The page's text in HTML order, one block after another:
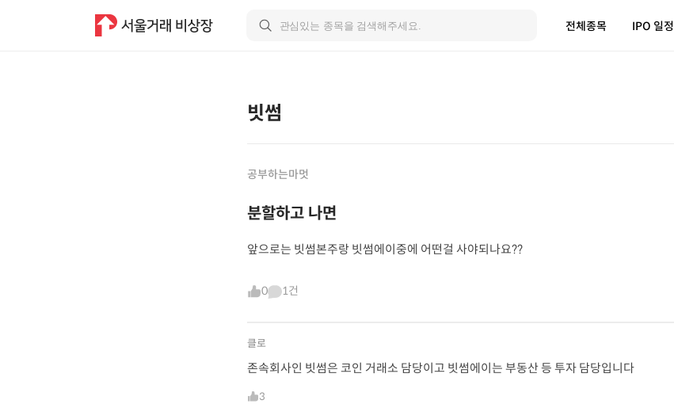
전체종목 IPO 일정
빗썸
공부하는마멋
분할하고 나면
앞으로는 빗썸본주랑 빗썸에이중에 어떤걸 사야되나요??
0 1건
클로
존속회사인 빗썸은 코인 거래소 담당이고 빗썸에이는 부동산 등 투자 담당입니다
3